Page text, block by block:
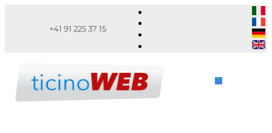
+41 91 225 37 15